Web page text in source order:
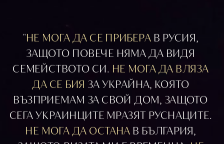
"НЕ МОГА ДА СЕ ПРИБЕРА В РУСИЯ,
ЗАЩОТО ПОВЕЧЕ НЯМА ДА ВИДЯ
СЕМЕЙСТВОТО СИ. НЕ МОГА ДА ВЛЯЗА
ДА СЕ БИЯ ЗА УКРАЙНА, КОЯТО
ВЪЗПРИЕМАМ ЗА СВОЙ ДОМ, ЗАЩОТО
НЕ МОГА ДА ОСТАНА В БЪЛГАРИЯ,